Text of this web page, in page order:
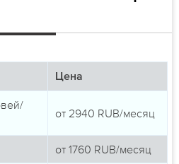
Цена
от 2940 RUB/месяц
от 1760 RUB/месяц